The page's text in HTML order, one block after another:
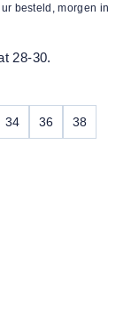
besteld, morgen in
28-30.
34 36 38
gewenste